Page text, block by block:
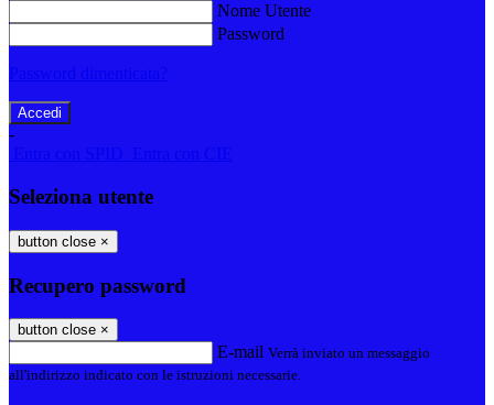
Nome Utente
Password
-
Seleziona utente
button close ×
Recupero password
button close ×
E-mail Verrà inviato un messaggio
all'indirizzo indicato con le istruzioni necessarie.